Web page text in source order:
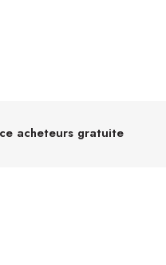
acheteurs gratuite